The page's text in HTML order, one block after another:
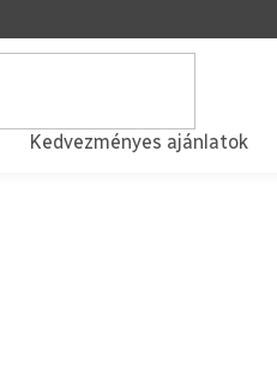
Kedvezményes ajánlatok